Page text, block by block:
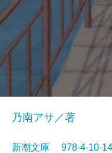
乃南アサ／著
新潮文庫 978-4-10-